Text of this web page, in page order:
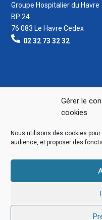
Gérer le
cookies
Nous utilisons des cookies
audience, et proposer des
Groupe Hospitalier du Havre
BP 24
76 083 Le Havre Cedex
02 32 73 32 32